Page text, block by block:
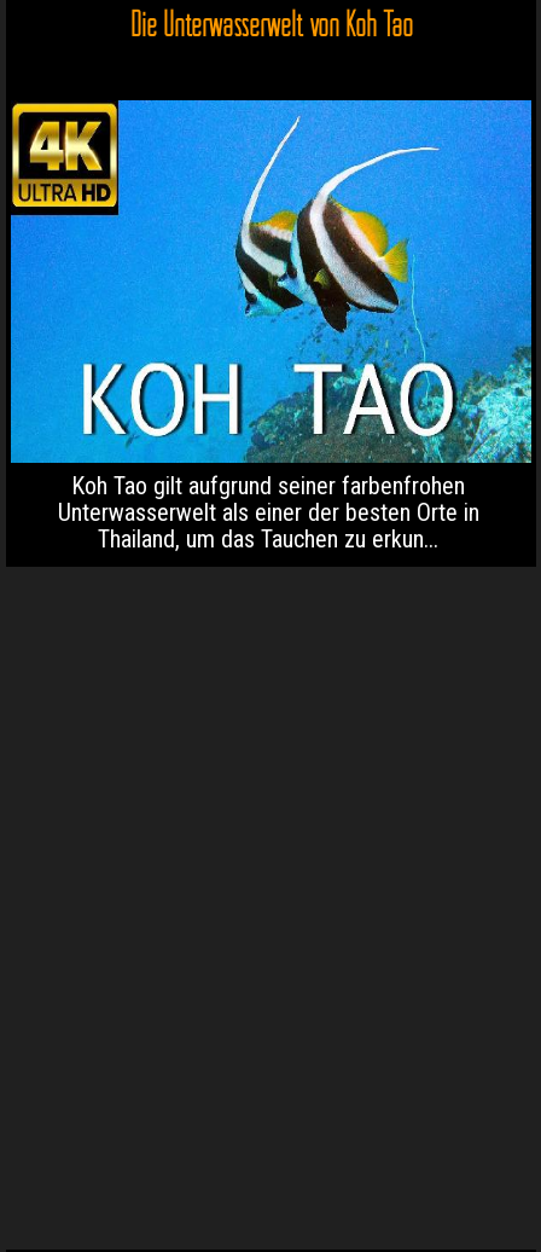
Die Unterwasserwelt von Koh Tao
Koh Tao gilt aufgrund seiner farbenfrohen
Unterwasserwelt als einer der besten Orte in
Thailand, um das Tauchen zu erkun...